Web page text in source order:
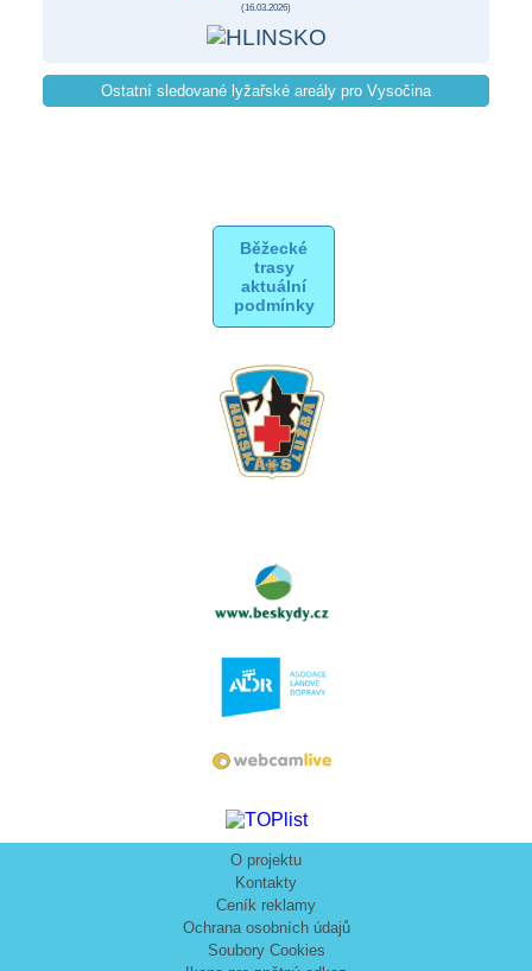
(16.03.2026)
Ostatní sledované lyžařské areály pro Vysočina
Běžecké
trasy
aktuální
podmínky
O projektu
Kontakty
Ceník reklamy
Ochrana osobních údajů
Soubory Cookies